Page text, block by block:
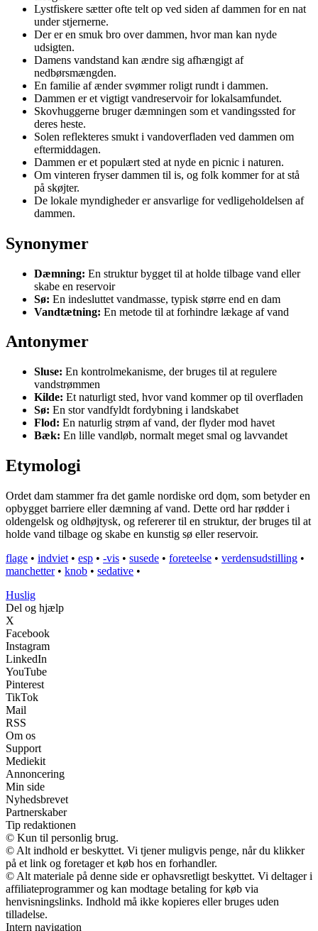
Lystfiskere sætter ofte telt op ved siden af dammen for en nat
under stjernerne.
Der er en smuk bro over dammen, hvor man kan nyde
udsigten.
Damens vandstand kan ændre sig afhængigt af
nedbørsmængden.
En familie af ænder svømmer roligt rundt i dammen.
Dammen er et vigtigt vandreservoir for lokalsamfundet.
Skovhuggerne bruger dæmningen som et vandingssted for
deres heste.
Solen reflekteres smukt i vandoverfladen ved dammen om
eftermiddagen.
Dammen er et populært sted at nyde en picnic i naturen.
Om vinteren fryser dammen til is, og folk kommer for at stå
på skøjter.
De lokale myndigheder er ansvarlige for vedligeholdelsen af
dammen.
Synonymer
Dæmning: En struktur bygget til at holde tilbage vand eller
skabe en reservoir
Sø: En indesluttet vandmasse, typisk større end en dam
Vandtætning: En metode til at forhindre lækage af vand
Antonymer
Sluse: En kontrolmekanisme, der bruges til at regulere
vandstrømmen
Kilde: Et naturligt sted, hvor vand kommer op til overfladen
Sø: En stor vandfyldt fordybning i landskabet
Flod: En naturlig strøm af vand, der flyder mod havet
Bæk: En lille vandløb, normalt meget smal og lavvandet
Etymologi
Ordet dam stammer fra det gamle nordiske ord dǫm, som betyder en
opbygget barriere eller dæmning af vand. Dette ord har rødder i
oldengelsk og oldhøjtysk, og refererer til en struktur, der bruges til at
holde vand tilbage og skabe en kunstig sø eller reservoir.
flage • indviet • esp • -vis • susede • foreteelse • verdensudstilling •
manchetter• knob • sedative •
Huslig
Del og hjælp
X
Facebook
Instagram
LinkedIn
YouTube
Pinterest
TikTok
Mail
RSS
Om os
Support
Mediekit
Annoncering
Min side
Nyhedsbrevet
Partnerskaber
Tip redaktionen
© Kun til personlig brug.
© Alt indhold er beskyttet. Vi tjener muligvis penge, når du klikker
på et link og foretager et køb hos en forhandler.
© Alt materiale på denne side er ophavsretligt beskyttet. Vi deltager i
affiliateprogrammer og kan modtage betaling for køb via
henvisningslinks. Indhold må ikke kopieres eller bruges uden
tilladelse.
Intern navigation